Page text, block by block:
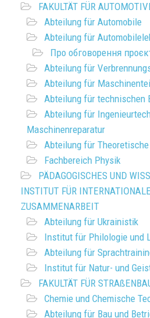
FAKULTÄT FÜR
Abteilung für Automobile
Abteilung für
Про обговорення
Abteilung für
Abteilung für
Abteilung für technischen
Abteilung für
Maschinenreparatur
Abteilung für
Fachbereich Physik
PÄDAGOGISCHES UND
INSTITUT FÜR
ZUSAMMENARBEIT
Abteilung für Ukrainistik
Institut für Philologie und
Abteilung für
Institut für Natur- und
FAKULTÄT FÜR
Chemie und Chemische
Abteilung für Bau und